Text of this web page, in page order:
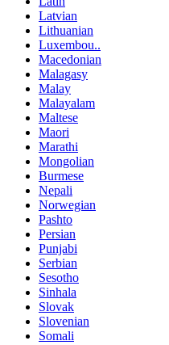
Latvian
Lithuanian
Luxembou..
Macedonian
Malagasy
Malay
Malayalam
Maltese
Maori
Marathi
Mongolian
Burmese
Nepali
Norwegian
Pashto
Persian
Punjabi
Serbian
Sesotho
Sinhala
Slovak
Slovenian
Somali